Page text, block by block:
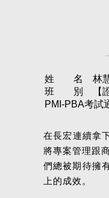
姓 名 林
班 別 【證照
PMI-PBA考
在長宏連續拿
將專案管理跟
們總被期待擁
上的成效。